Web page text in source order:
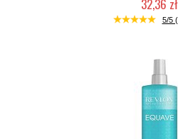
32,36 zł
Duża ilość 5/5